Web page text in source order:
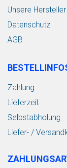
Unsere Hersteller
Datenschutz
AGB
Zahlung
Lieferzeit
Selbstabholung
Liefer- /